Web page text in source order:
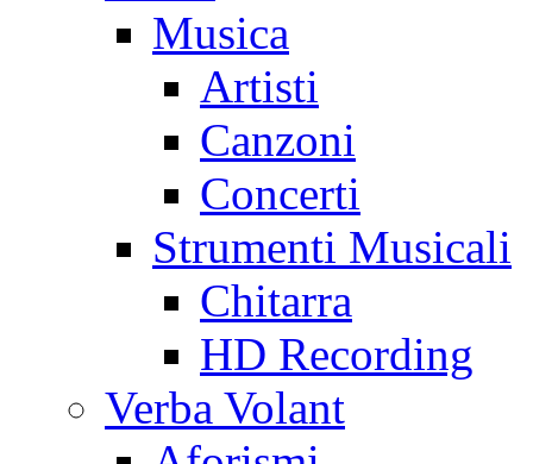
Musica
Artisti
Canzoni
Concerti
Strumenti Musicali
Chitarra
HD Recording
Verba Volant